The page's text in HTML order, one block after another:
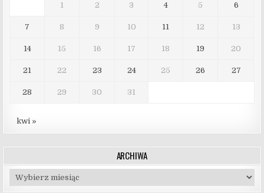
1 2 3 4 5 6
7 8 9 10 11 12 13
14 15 16 17 18 19 20
21 22 23 24 25 26 27
28 29 30 31
kwi »
ARCHIWA
Archiwa